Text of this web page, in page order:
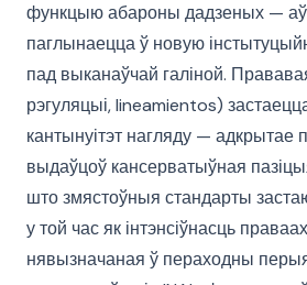
функцыю абароны дадзеных —
паглынаецца ў новую
пад выканаўчай галіной.
рэгуляцыі, lineamientos)
кантынуітэт нагляду — адкрытае
выдаўцоў кансерватыўная
што змястоўныя стандарты
у той час як інтэнсіўнасць
нявызначаная ў пераходны